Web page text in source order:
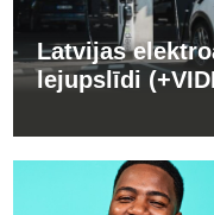
Latvijas
lejupslīdi